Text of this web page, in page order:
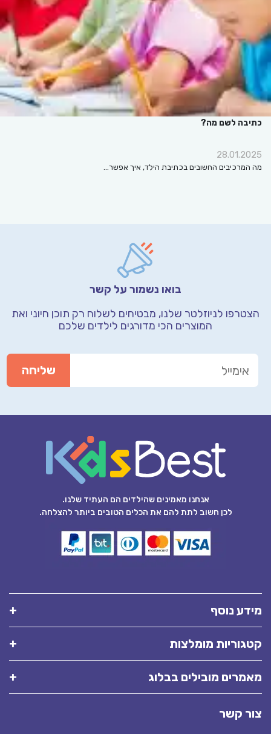
לשם מה?
החשובים בכתיבת הילד, איך אפשר…
בואו נשמור על קשר
לניוזלטר שלנו, מבטיחים לשלוח רק תוכן חיוני ואת
המוצרים הכי מדורגים לילדים שלכם
אנחנו מאמינים שהילדים הם העתיד שלנו.
לכן חשוב לתת להם את הכלים הטובים ביותר להצלחה.
נוסף
מומלצות
מובילים בבלוג
קשר